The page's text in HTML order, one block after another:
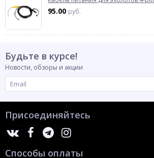
95.00 руб.
Будьте в курсе!
Новости, обзоры и акции
Присоединяйтесь
Способы оплаты